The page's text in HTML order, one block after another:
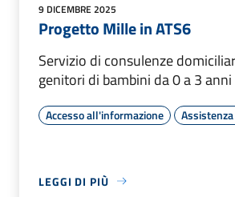
9 DICEMBRE 2025
Progetto Mille in ATS6
Servizio di consulenze
genitori di bambini da 0 a 3 anni
Accesso all'informazione
LEGGI DI PIÙ